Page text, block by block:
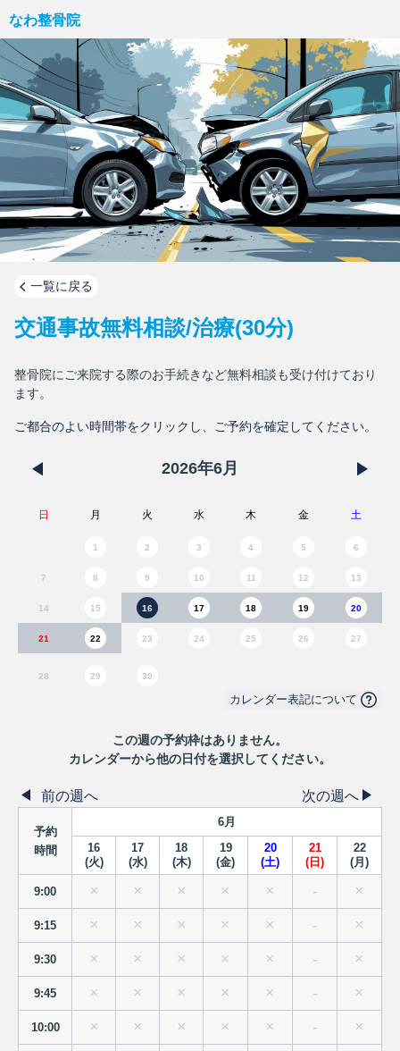
なわ整骨院
一覧に戻る
交通事故無料相談/治療(30分)
整骨院にご来院する際のお手続きなど無料相談も受け付けており
ます。
ご都合のよい時間帯をクリックし、ご予約を確定してください。
2026年6月
日 月 火 水 木 金 土
1 2 3 4 5 6
7 8 9 10 11 12 13
14 15 16 17 18 19 20
21 22 23 24 25 26 27
28 29 30
カレンダー表記について
この週の予約枠はありません。
カレンダーから他の日付を選択してください。
前の週へ 次の週へ
予約
時間
6月
16
(火)
17
(水)
18
(木)
19
(金)
20
(土)
21
( 日 )
22
(月 )
9:00 × × × × × - ×
9:15 × × × × × - ×
9:30 × × × × × - ×
9:45 × × × × × - ×
10:00 × × × × × - ×